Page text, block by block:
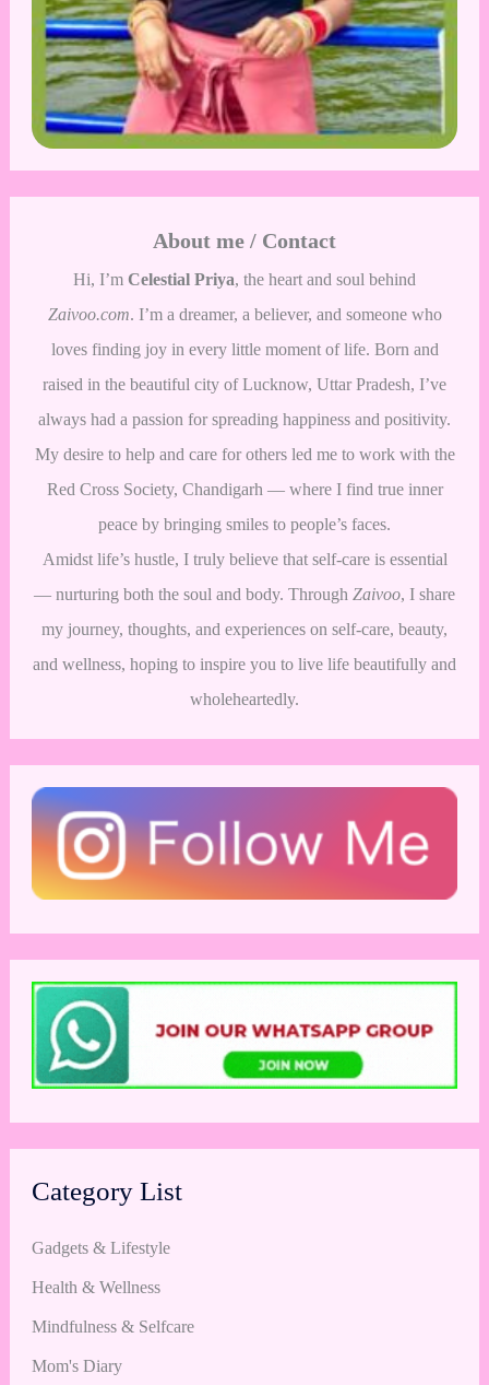
About me / Contact
Hi, I’m Celestial Priya, the heart and soul behind
Zaivoo.com. I’m a dreamer, a believer, and someone who
loves finding joy in every little moment of life. Born and
raised in the beautiful city of Lucknow, Uttar Pradesh, I’ve
always had a passion for spreading happiness and positivity.
My desire to help and care for others led me to work with the
Red Cross Society, Chandigarh — where I find true inner
peace by bringing smiles to people’s faces.
Amidst life’s hustle, I truly believe that self-care is essential
— nurturing both the soul and body. Through Zaivoo, I share
my journey, thoughts, and experiences on self-care, beauty,
and wellness, hoping to inspire you to live life beautifully and
wholeheartedly.
Category List
Gadgets & Lifestyle
Health & Wellness
Mindfulness & Selfcare
Mom's Diary